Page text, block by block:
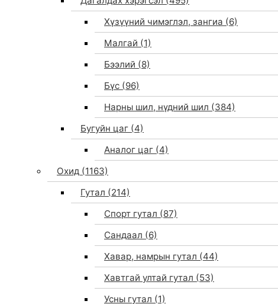
Хүзүүний чимэглэл, зангиа (6)
Малгай (1)
Бээлий (8)
Бүс (96)
Нарны шил, нүдний шил (384)
Бугуйн цаг (4)
Аналог цаг (4)
Охид (1163)
Гутал (214)
Спорт гутал (87)
Сандаал (6)
Хавар, намрын гутал (44)
Хавтгай ултай гутал (53)
Усны гутал (1)